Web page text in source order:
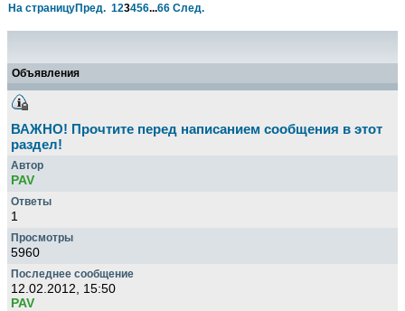
На страницуПред. 123456...66 След.
Объявления
ВАЖНО! Прочтите перед написанием сообщения в этот
раздел!
PAV
1
5960
12.02.2012, 15:50
PAV